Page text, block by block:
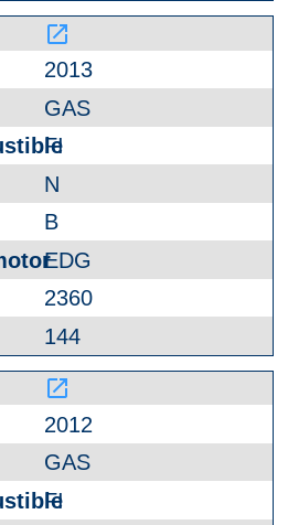
launch
2013
GAS
FI
N
B
EDG
2360
144
launch
2012
GAS
FI